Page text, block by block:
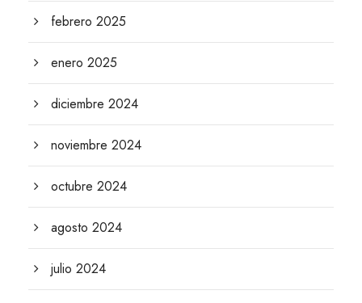
febrero 2025
enero 2025
diciembre 2024
noviembre 2024
octubre 2024
agosto 2024
julio 2024